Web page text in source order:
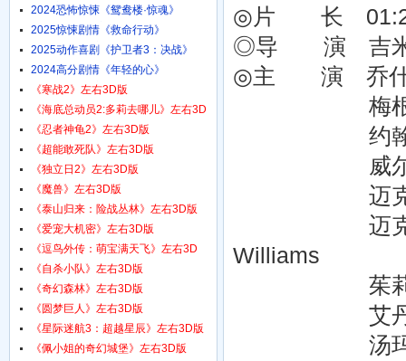
◎片 长
◎导 演 吉米·
◎主 演 乔什·
梅根·福克
约翰·马尔
威尔·阿
迈克尔·法
迈克尔·珊
Williams
茱莉亚·琼
艾丹·奎因
汤玛斯·蓝
语中字
2024恐怖惊悚《鸳鸯楼·惊魂》
4K.HD国语中字
2025惊悚剧情《救命行动》
1080p.HD中字
2025动作喜剧《护卫者3：决战》
1080p.HD国语中字
2024高分剧情《年轻的心》
1080p.HD中字
《寒战2》左右3D版
《海底总动员2:多莉去哪儿》左右3D
版
《忍者神龟2》左右3D版
《超能敢死队》左右3D版
《独立日2》左右3D版
《魔兽》左右3D版
《泰山归来：险战丛林》左右3D版
《爱宠大机密》左右3D版
《逗鸟外传：萌宝满天飞》左右3D
版
《自杀小队》左右3D版
《奇幻森林》左右3D版
《圆梦巨人》左右3D版
《星际迷航3：超越星辰》左右3D版
《佩小姐的奇幻城堡》左右3D版